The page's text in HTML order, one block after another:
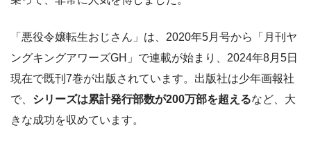
「悪役令嬢転生おじさん」は、2020年5月号から「月刊ヤ
ングキングアワーズGH」で連載が始まり、2024年8月5日
現在で既刊7巻が出版されています。出版社は少年画報社
で、 シリーズは累計発行部数が200万部を超えるなど、大
きな成功を収めています。